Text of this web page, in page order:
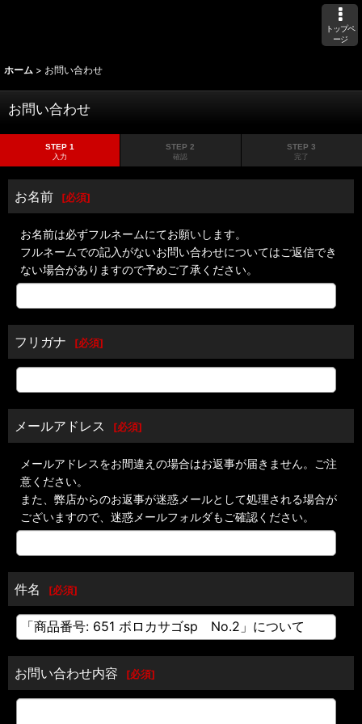
トップペ
ージ
ホーム > お問い合わせ
お問い合わせ
STEP 1
入力
STEP 2
確認
STEP 3
完了
お名前 [必須]
お名前は必ずフルネームにてお願いします。
フルネームでの記入がないお問い合わせについてはご返信でき
ない場合がありますので予めご了承ください。
フリガナ [必須]
メールアドレス [必須]
メールアドレスをお間違えの場合はお返事が届きません。ご注
意ください。
また、弊店からのお返事が迷惑メールとして処理される場合が
ございますので、迷惑メールフォルダもご確認ください。
件名 [必須]
お問い合わせ内容 [必須]